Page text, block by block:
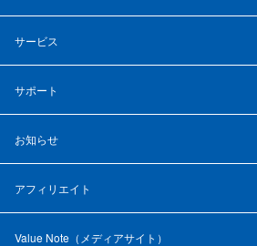
サービス
サポート
お知らせ
アフィリエイト
Value Note（ メディアサイト ）